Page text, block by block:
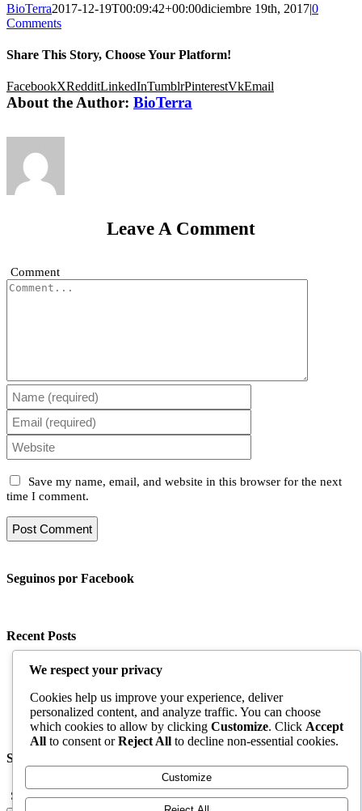
BioTerra2017-12-19T00:09:42+00:00diciembre 19th, 2017|0
Comments
Share This Story, Choose Your Platform!
FacebookXRedditLinkedInTumblrPinterestVkEmail
About the Author: BioTerra
Leave A Comment
Comment
Save my name, email, and website in this browser for the next
time I comment.
Seguinos por Facebook
Recent Posts
Proyecto BioValor
BioTerra gana “Best for the World” 2016
Red Trófica del Suelo
10 Consejos para Hacer un Compost Casero
Search
Search for:
We respect your privacy
Cookies help us improve your experience, deliver
personalized content, and analyze traffic. You can choose
which cookies to allow by clicking Customize. Click Accept
All to consent orReject All to decline non-essential cookies.
Customize